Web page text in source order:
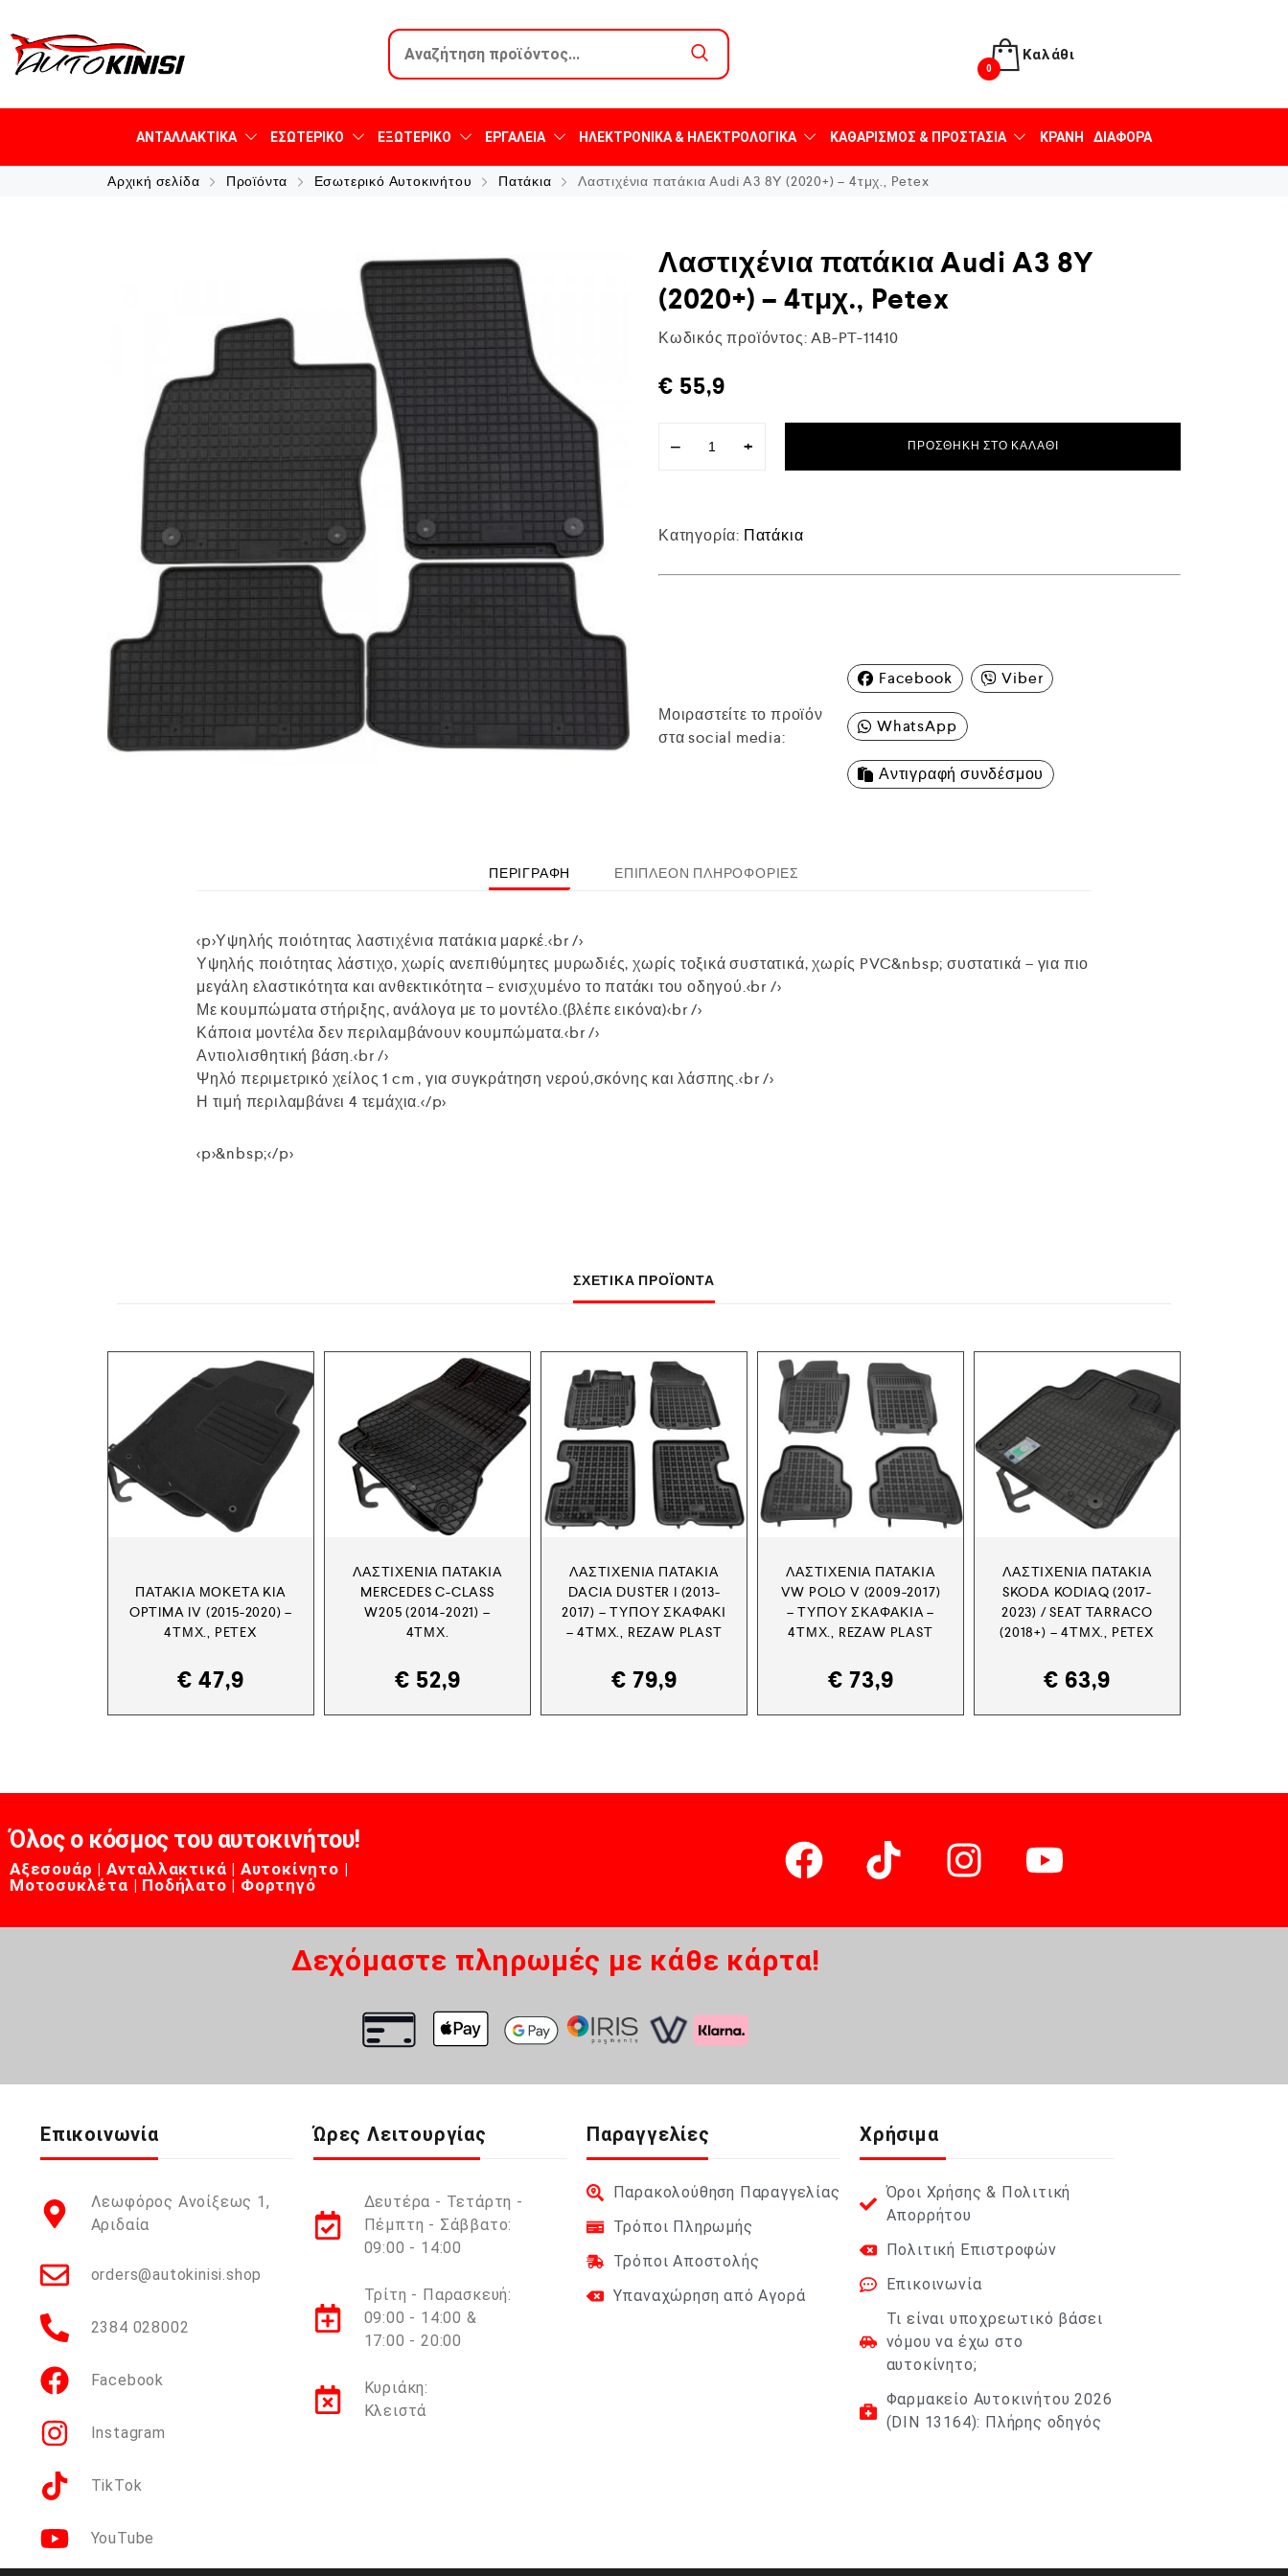
Καλάθι
0
ΑΝΤΑΛΛΑΚΤΙΚΆ ΕΣΩΤΕΡΙΚΌ ΕΞΩΤΕΡΙΚΌ ΕΡΓΑΛΕΊΑ ΗΛΕΚΤΡΟΝΙΚΆ & ΗΛΕΚΤΡΟΛΟΓΙΚΆ ΚΑΘΑΡΙΣΜΌΣ & ΠΡΟΣΤΑΣΊΑ ΚΡΆΝΗ ΔΙΆΦΟΡΑ
Αρχική σελίδα Προϊόντα Εσωτερικό Αυτοκινήτου Πατάκια Λαστιχένια πατάκια Audi A3 8Y (2020+) – 4τμχ., Petex
Λαστιχένια πατάκια Audi A3 8Y
(2020+) – 4τμχ., Petex
Κωδικός προϊόντος: AB-PT-11410
€ 55,9
− + ΠΡΟΣΘΉΚΗ ΣΤΟ ΚΑΛΆΘΙ
Κατηγορία: Πατάκια
Μοιραστείτε το προϊόν
στα social media:
Facebook Viber
WhatsApp
Αντιγραφή συνδέσμου
ΠΕΡΙΓΡΑΦΉ ΕΠΙΠΛΈΟΝ ΠΛΗΡΟΦΟΡΊΕΣ
<p>Υψηλής ποιότητας λαστιχένια πατάκια μαρκέ.<br />
Υψηλής ποιότητας λάστιχο, χωρίς ανεπιθύμητες μυρωδιές, χωρίς τοξικά συστατικά, χωρίς PVC&nbsp; συστατικά – για πιο
μεγάλη ελαστικότητα και ανθεκτικότητα – ενισχυμένο το πατάκι του οδηγού.<br />
Με κουμπώματα στήριξης, ανάλογα με το μοντέλο.(βλέπε εικόνα)<br />
Κάποια μοντέλα δεν περιλαμβάνουν κουμπώματα.<br />
Αντιολισθητική βάση.<br />
Ψηλό περιμετρικό χείλος 1 cm , για συγκράτηση νερού,σκόνης και λάσπης.<br />
Η τιμή περιλαμβάνει 4 τεμάχια.</p>
<p>&nbsp;</p>
ΣΧΕΤΙΚΆ ΠΡΟΪΌΝΤΑ
ΠΑΤΆΚΙΑ ΜΟΚΈΤΑ KIA
OPTIMA IV (2015-2020) –
4ΤΜΧ., PETEX
€ 47,9
ΛΑΣΤΙΧΈΝΙΑ ΠΑΤΆΚΙΑ
MERCEDES C-CLASS
W205 (2014-2021) –
4ΤΜΧ.
€ 52,9
ΛΑΣΤΙΧΈΝΙΑ ΠΑΤΆΚΙΑ
DACIA DUSTER I (2013-
2017) – ΤΎΠΟΥ ΣΚΑΦΆΚΙ
– 4ΤΜΧ., REZAW PLAST
€ 79,9
ΛΑΣΤΙΧΈΝΙΑ ΠΑΤΆΚΙΑ
VW POLO V (2009-2017)
– ΤΎΠΟΥ ΣΚΑΦΆΚΙΑ –
4ΤΜΧ., REZAW PLAST
€ 73,9
ΛΑΣΤΙΧΈΝΙΑ ΠΑΤΆΚΙΑ
SKODA KODIAQ (2017-
2023) / SEAT TARRACO
(2018+) – 4ΤΜΧ., PETEX
€ 63,9
Όλος ο κόσμος του αυτοκινήτου!
Αξεσουάρ | Ανταλλακτικά | Αυτοκίνητο |
Μοτοσυκλέτα | Ποδήλατο | Φορτηγό
Δεχόμαστε πληρωμές με κάθε κάρτα!
Επικοινωνία
Λεωφόρος Ανοίξεως 1,
Αριδαία
orders@autokinisi.shop
2384 028002
Facebook
Instagram
TikTok
YouTube
Ώρες Λειτουργίας
Δευτέρα - Τετάρτη -
Πέμπτη - Σάββατο:
09:00 - 14:00
Τρίτη - Παρασκευή:
09:00 - 14:00 &
17:00 - 20:00
Κυριάκη:
Κλειστά
Παραγγελίες
Παρακολούθηση Παραγγελίας
Τρόποι Πληρωμής
Τρόποι Αποστολής
Υπαναχώρηση από Αγορά
Χρήσιμα
Όροι Χρήσης & Πολιτική
Απορρήτου
Πολιτική Επιστροφών
Επικοινωνία
Τι είναι υποχρεωτικό βάσει
νόμου να έχω στο
αυτοκίνητο;
Φαρμακείο Αυτοκινήτου 2026
(DIN 13164): Πλήρης οδηγός